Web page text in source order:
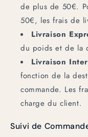
de plus de 50€.
50€, les frais de
Livraison
du poids et de la
Livraison
fonction de la
commande. Les
charge du client.
Suivi de